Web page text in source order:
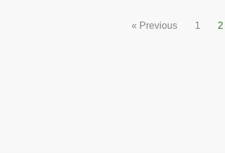
« Previous 1 2